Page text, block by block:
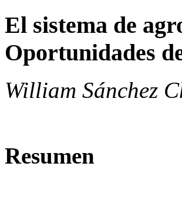
El sistema de
Oportunidades
William Sánchez
Resumen